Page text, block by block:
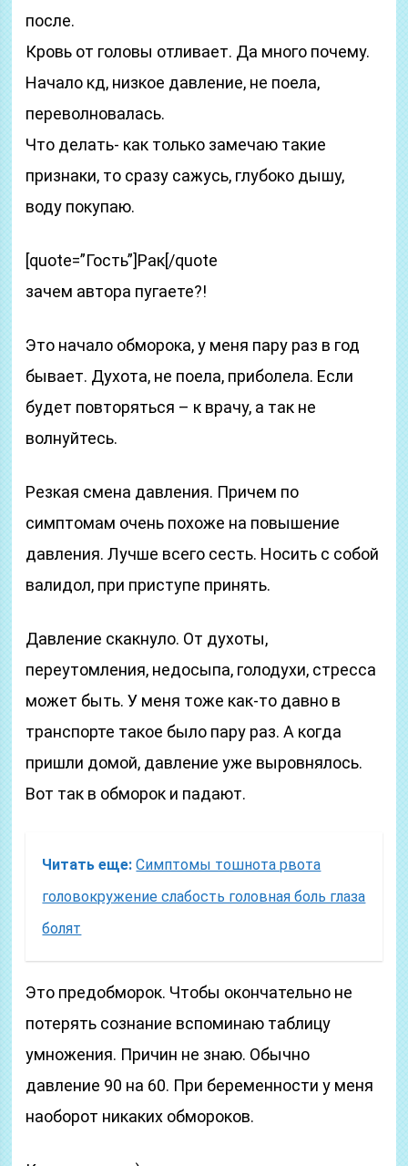
после.
Кровь от головы отливает. Да много почему.
Начало кд, низкое давление, не поела,
переволновалась.
Что делать- как только замечаю такие
признаки, то сразу сажусь, глубоко дышу,
воду покупаю.
[quote=”Гость”]Рак[/quote
зачем автора пугаете?!
Это начало обморока, у меня пару раз в год
бывает. Духота, не поела, приболела. Если
будет повторяться – к врачу, а так не
волнуйтесь.
Резкая смена давления. Причем по
симптомам очень похоже на повышение
давления. Лучше всего сесть. Носить с собой
валидол, при приступе принять.
Давление скакнуло. От духоты,
переутомления, недосыпа, голодухи, стресса
может быть. У меня тоже как-то давно в
транспорте такое было пару раз. А когда
пришли домой, давление уже выровнялось.
Вот так в обморок и падают.
Читать еще: Симптомы тошнота рвота
головокружение слабость головная боль глаза
болят
Это предобморок. Чтобы окончательно не
потерять сознание вспоминаю таблицу
умножения. Причин не знаю. Обычно
давление 90 на 60. При беременности у меня
наоборот никаких обмороков.